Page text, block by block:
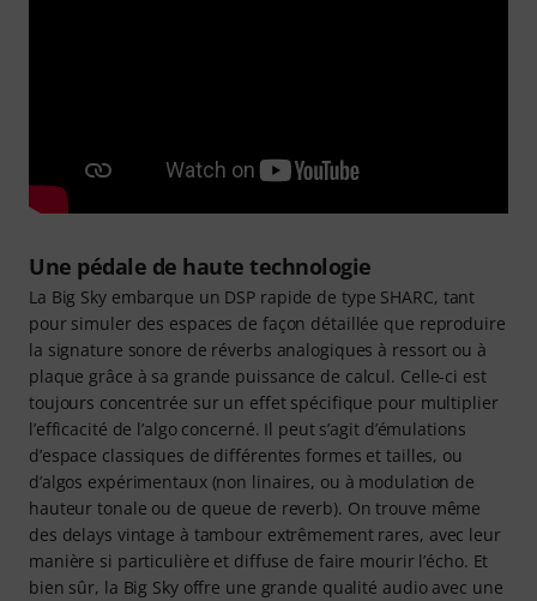
Une pédale de haute technologie
La Big Sky embarque un DSP rapide de type SHARC, tant
pour simuler des espaces de façon détaillée que reproduire
la signature sonore de réverbs analogiques à ressort ou à
plaque grâce à sa grande puissance de calcul. Celle-ci est
toujours concentrée sur un effet spécifique pour multiplier
l’efficacité de l’algo concerné. Il peut s’agit d’émulations
d’espace classiques de différentes formes et tailles, ou
d’algos expérimentaux (non linaires, ou à modulation de
hauteur tonale ou de queue de reverb). On trouve même
des delays vintage à tambour extrêmement rares, avec leur
manière si particulière et diffuse de faire mourir l’écho. Et
bien sûr, la Big Sky offre une grande qualité audio avec une